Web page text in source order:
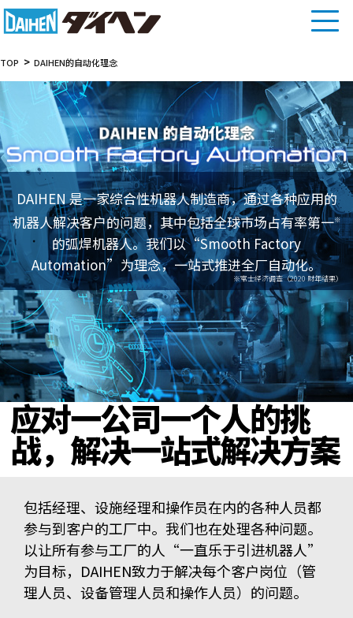
TOP DAIHEN的自动化理念
DAIHEN 是一家综合性机器人制造商，通过各种应用的
机器人解决客户的问题，其中包括全球市场占有率第一※
的弧焊机器人。我们以“Smooth Factory
Automation”为理念，一站式推进全厂自动化。
※富士经济调查（2020 财年结果）
应对一公司一个人的挑
战，解决一站式解决方案
包括经理、设施经理和操作员在内的各种人员都
参与到客户的工厂中。我们也在处理各种问题。
以让所有参与工厂的人“一直乐于引进机器人”
为目标，DAIHEN致力于解决每个客户岗位（管
理人员、设备管理人员和操作人员）的问题。